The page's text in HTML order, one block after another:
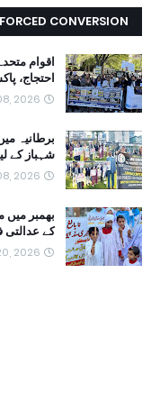
FORCED CONVERSION
احتجاج،
2026
برطانیہ
شہباز کے
2026
بھمبر میں
کے عدالتی
2026